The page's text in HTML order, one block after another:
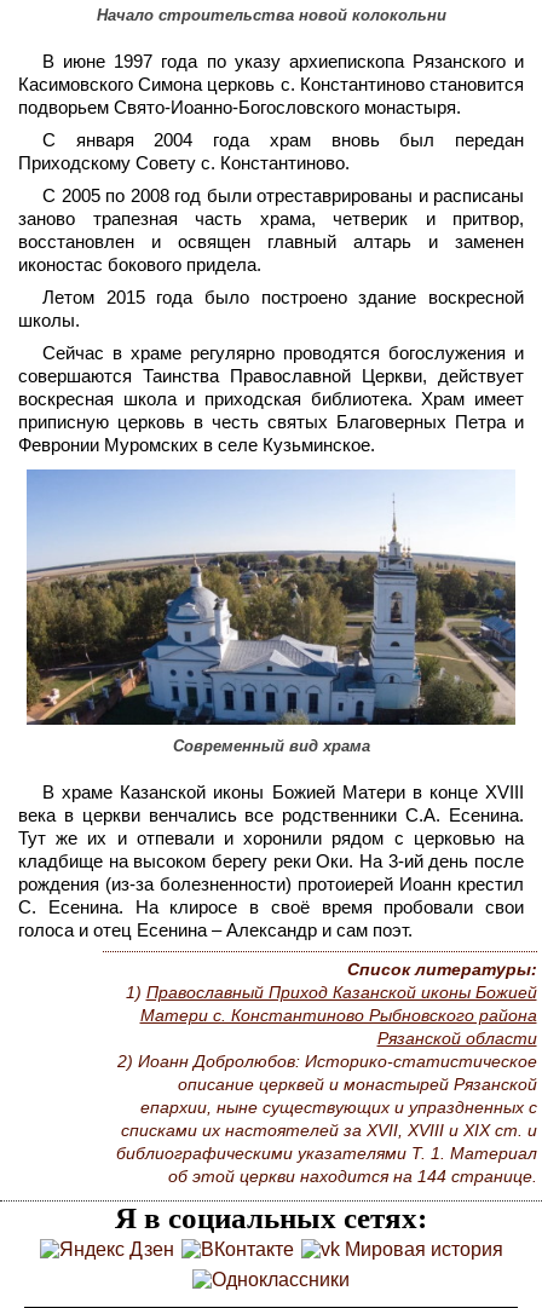
Начало строительства новой колокольни
В июне 1997 года по указу архиепископа Рязанского и
Касимовского Симона церковь с. Константиново становится
подворьем Свято-Иоанно-Богословского монастыря.
С января 2004 года храм вновь был передан
Приходскому Совету с. Константиново.
С 2005 по 2008 год были отреставрированы и расписаны
заново трапезная часть храма, четверик и притвор,
восстановлен и освящен главный алтарь и заменен
иконостас бокового придела.
Летом 2015 года было построено здание воскресной
школы.
Сейчас в храме регулярно проводятся богослужения и
совершаются Таинства Православной Церкви, действует
воскресная школа и приходская библиотека. Храм имеет
приписную церковь в честь святых Благоверных Петра и
Февронии Муромских в селе Кузьминское.
Современный вид храма
В храме Казанской иконы Божией Матери в конце XVIII
века в церкви венчались все родственники С.А. Есенина.
Тут же их и отпевали и хоронили рядом с церковью на
кладбище на высоком берегу реки Оки. На 3-ий день после
рождения (из-за болезненности) протоиерей Иоанн крестил
С. Есенина. На клиросе в своё время пробовали свои
голоса и отец Есенина – Александр и сам поэт.
Список литературы:
1) Православный Приход Казанской иконы Божией
Матери с. Константиново Рыбновского района
Рязанской области
2) Иоанн Добролюбов: Историко-статистическое
описание церквей и монастырей Рязанской
епархии, ныне существующих и упраздненных с
списками их настоятелей за XVII, XVIII и XIX ст. и
библиографическими указателями Т. 1. Материал
об этой церкви находится на 144 странице.
Я в социальных сетях: